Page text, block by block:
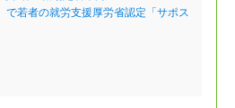
で若者の就労支援厚労省認定「サポス